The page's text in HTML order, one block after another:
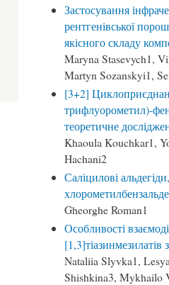
Застосування
рентгенівської
якісного складу
Maryna Stasevych1,
Martyn Sozanskyi1,
[3+2]
трифлуорометил)-
теоретичне
Khaoula Kouchkar1,
Hachani2
Саліцилові
Gheorghe Roman1
Особливості
Nataliia Slyvka1,
Shishkina3, Mykhailo